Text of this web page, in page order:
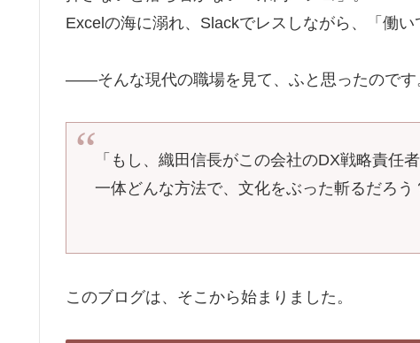
Excelの海に溺れ、Slackでレスしながら、「働い
――そんな現代の職場を見て、ふと思ったのです
「もし、織田信長がこの会社のDX戦略責任者
一体どんな方法で、文化をぶった斬るだろう
このブログは、そこから始まりました。